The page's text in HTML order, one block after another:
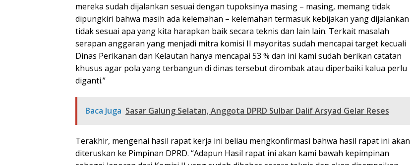
mereka sudah dijalankan sesuai dengan tupoksinya masing – masing, memang tidak
dipungkiri bahwa masih ada kelemahan – kelemahan termasuk kebijakan yang dijalankan
tidak sesuai apa yang kita harapkan baik secara teknis dan lain lain. Terkait masalah
serapan anggaran yang menjadi mitra komisi II mayoritas sudah mencapai target kecuali
Dinas Perikanan dan Kelautan hanya mencapai 53 % dan ini kami sudah berikan catatan
khusus agar pola yang terbangun di dinas tersebut dirombak atau diperbaiki kalua perlu
diganti.”
Baca Juga Sasar Galung Selatan, Anggota DPRD Sulbar Dalif Arsyad Gelar Reses
Terakhir, mengenai hasil rapat kerja ini beliau mengkonfirmasi bahwa hasil rapat ini akan
diteruskan ke Pimpinan DPRD. “Adapun Hasil rapat ini akan kami bawah kepimpinan